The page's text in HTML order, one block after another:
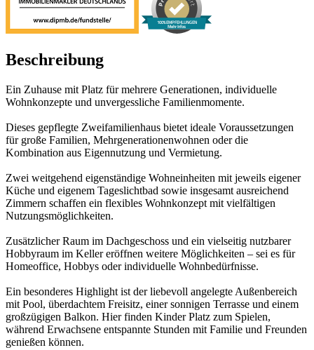
100% EMPFEHLUNGEN
Mehr Infos
Beschreibung
Ein Zuhause mit Platz für mehrere Generationen, individuelle
Wohnkonzepte und unvergessliche Familienmomente.
Dieses gepflegte Zweifamilienhaus bietet ideale Voraussetzungen
für große Familien, Mehrgenerationenwohnen oder die
Kombination aus Eigennutzung und Vermietung.
Zwei weitgehend eigenständige Wohneinheiten mit jeweils eigener
Küche und eigenem Tageslichtbad sowie insgesamt ausreichend
Zimmern schaffen ein flexibles Wohnkonzept mit vielfältigen
Nutzungsmöglichkeiten.
Zusätzlicher Raum im Dachgeschoss und ein vielseitig nutzbarer
Hobbyraum im Keller eröffnen weitere Möglichkeiten – sei es für
Homeoffice, Hobbys oder individuelle Wohnbedürfnisse.
Ein besonderes Highlight ist der liebevoll angelegte Außenbereich
mit Pool, überdachtem Freisitz, einer sonnigen Terrasse und einem
großzügigen Balkon. Hier finden Kinder Platz zum Spielen,
während Erwachsene entspannte Stunden mit Familie und Freunden
genießen können.